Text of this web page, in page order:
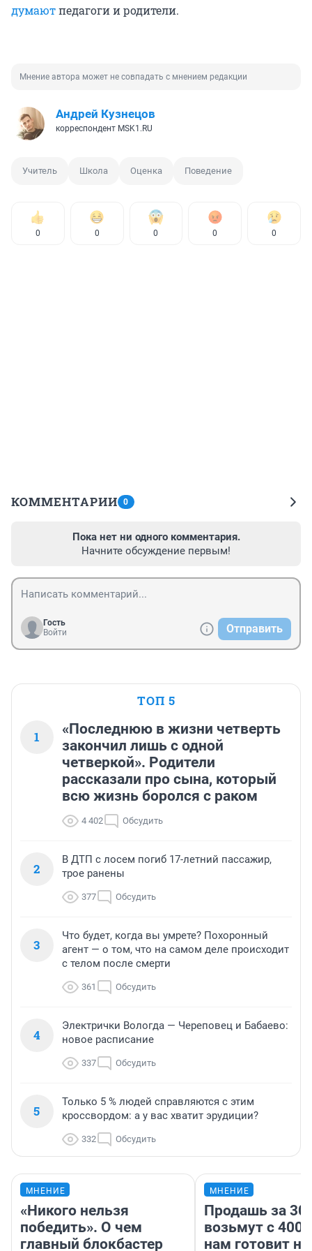
думаютпедагоги и родители.
Мнение автора может не совпадать с мнением редакции
Андрей Кузнецов
корреспондент MSK1.RU
Учитель Школа Оценка Поведение
0 0 0 0 0
КОММЕНТАРИИ 0
Пока нет ни одного комментария.
Начните обсуждение первым!
Гость
Войти
Отправить
ТОП 5
1
«Последнюю в жизни четверть
закончил лишь с одной
четверкой». Родители
рассказали про сына, который
всю жизнь боролся с раком
4 402 Обсудить
2
В ДТП с лосем погиб 17-летний пассажир,
трое ранены
377 Обсудить
3
Что будет, когда вы умрете? Похоронный
агент — о том, что на самом деле происходит
с телом после смерти
361 Обсудить
4
Электрички Вологда — Череповец и Бабаево:
новое расписание
337 Обсудить
5
Только 5 % людей справляются с этим
кроссвордом: а у вас хватит эрудиции?
332 Обсудить
МНЕНИЕ
«Никого нельзя
победить». О чем
главный блокбастер
МНЕНИЕ
Продашь за
возьмут с
нам готовит